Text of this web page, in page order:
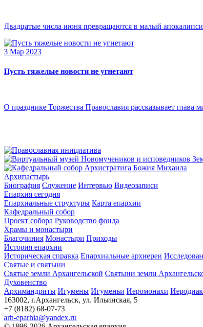
Двадцатые числа июня превращаются в малый
3 Мар 2023
Пусть тяжелые новости не угнетают
О празднике Торжества Православия рассказывает глава
Архипастырь
Биография Служение Интервью Видеозаписи
Епархия сегодня
Епархиальные структуры Карта епархии
Кафедральный собор
Проект собора Руководство фонда
Храмы и монастыри
Благочиния Монастыри Приходы
История епархии
Историческая справка Епархиальные архиереи
Святые и святыни
Святые земли Архангельской Святыни земли
Духовенство
Архимандриты Игумены Игуменьи Иеромонахи
163002, г.Архангельск, ул. Ильинская, 5
+7 (8182) 68-07-73
arh-eparhia@yandex.ru